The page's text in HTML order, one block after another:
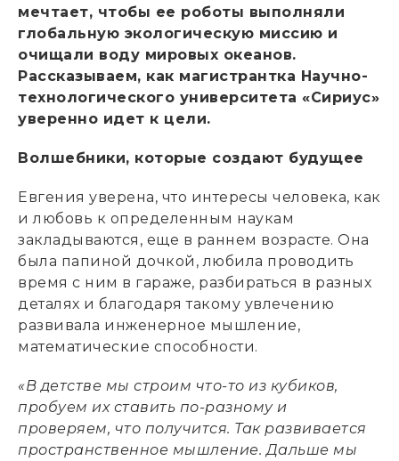
мечтает, чтобы ее роботы выполняли
глобальную экологическую миссию и
очищали воду мировых океанов.
Рассказываем, как магистрантка Научно-
технологического университета «Сириус»
уверенно идет к цели.
Волшебники, которые создают будущее
Евгения уверена, что интересы человека, как
и любовь к определенным наукам
закладываются, еще в раннем возрасте. Она
была папиной дочкой, любила проводить
время с ним в гараже, разбираться в разных
деталях и благодаря такому увлечению
развивала инженерное мышление,
математические способности.
«В детстве мы строим что-то из кубиков,
пробуем их ставить по-разному и
проверяем, что получится. Так развивается
пространственное мышление. Дальше мы